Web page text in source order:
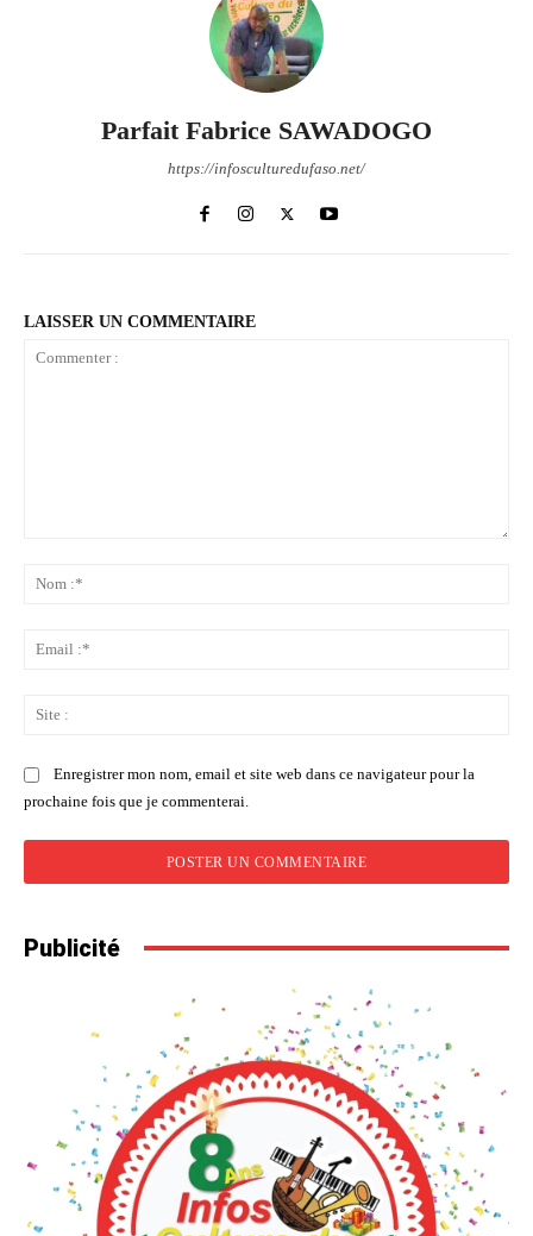
Parfait Fabrice SAWADOGO
https://infosculturedufaso.net/
LAISSER UN COMMENTAIRE
Enregistrer mon nom, email et site web dans ce navigateur pour la
prochaine fois que je commenterai.
Publicité